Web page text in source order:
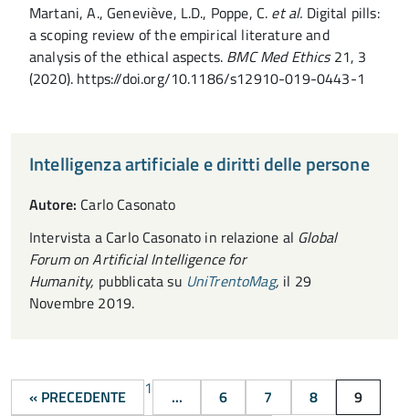
Martani, A., Geneviève, L.D., Poppe, C. et al. Digital pills:
a scoping review of the empirical literature and
analysis of the ethical aspects. BMC Med Ethics21, 3
(2020). https://doi.org/10.1186/s12910-019-0443-1
Intelligenza artificiale e diritti delle persone
Autore: Carlo Casonato
Intervista a Carlo Casonato in relazione al Global
Forum on Artificial Intelligence for
Humanity, pubblicata su UniTrentoMag, il 29
Novembre 2019.
« PRECEDENTE 1 ... 6 7 8
9